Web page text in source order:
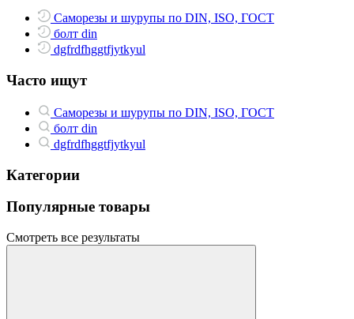
Саморезы и шурупы по DIN, ISO, ГОСТ
болт din
dgfrdfhggtfjytkyul
Часто ищут
Саморезы и шурупы по DIN, ISO, ГОСТ
болт din
dgfrdfhggtfjytkyul
Категории
Популярные товары
Смотреть все результаты